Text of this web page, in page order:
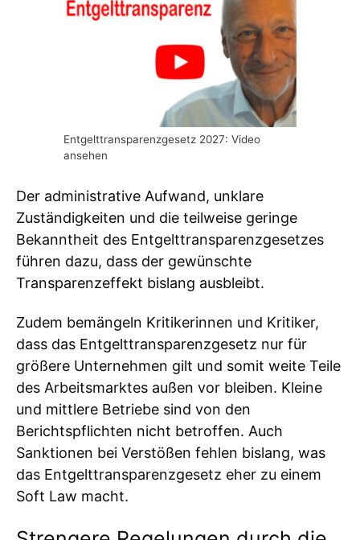
Entgelttransparenzgesetz 2027: Video
ansehen
Der administrative Aufwand, unklare
Zuständigkeiten und die teilweise geringe
Bekanntheit des Entgelttransparenzgesetzes
führen dazu, dass der gewünschte
Transparenzeffekt bislang ausbleibt.
Zudem bemängeln Kritikerinnen und Kritiker,
dass das Entgelttransparenzgesetz nur für
größere Unternehmen gilt und somit weite Teile
des Arbeitsmarktes außen vor bleiben. Kleine
und mittlere Betriebe sind von den
Berichtspflichten nicht betroffen. Auch
Sanktionen bei Verstößen fehlen bislang, was
das Entgelttransparenzgesetz eher zu einem
Soft Law macht.